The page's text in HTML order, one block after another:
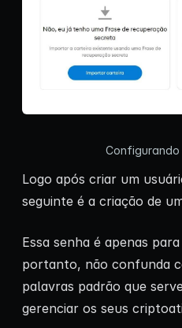
Configurando
Logo após criar um
seguinte é a criação de
Essa senha é apenas
portanto, não confunda
palavras padrão que
gerenciar os seus